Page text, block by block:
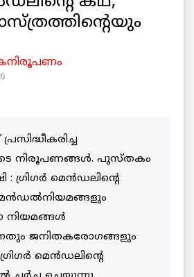
നിരൂപണങ്ങള്‍. പുസ്തകം
: ഗ്രിഗര്‍ മെന്‍ഡലിന്റെ
ജനിതകരോഗങ്ങളും
മെന്‍ഡലിന്റെ